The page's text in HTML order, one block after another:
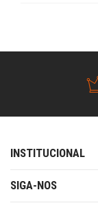
INSTITUCIONAL
SIGA-NOS